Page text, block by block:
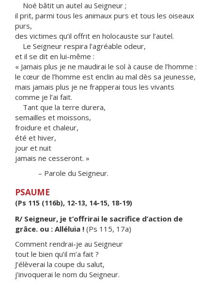
Noé bâtit un autel au Seigneur ;
il prit, parmi tous les animaux purs et tous les oiseaux
purs,
des victimes qu’il offrit en holocauste sur l’autel.
Le Seigneur respira l’agréable odeur,
et il se dit en lui-même :
« Jamais plus je ne maudirai le sol à cause de l’homme :
le cœur de l’homme est enclin au mal dès sa jeunesse,
mais jamais plus je ne frapperai tous les vivants
comme je l’ai fait.
Tant que la terre durera,
semailles et moissons,
froidure et chaleur,
été et hiver,
jour et nuit
jamais ne cesseront. »
– Parole du Seigneur.
PSAUME
(Ps 115 (116b), 12-13, 14-15, 18-19)
R/ Seigneur, je t’offrirai le sacrifice d’action de
grâce. ou : Alléluia ! (Ps 115, 17a)
Comment rendrai-je au Seigneur
tout le bien qu’il m’a fait ?
J’élèverai la coupe du salut,
j’invoquerai le nom du Seigneur.